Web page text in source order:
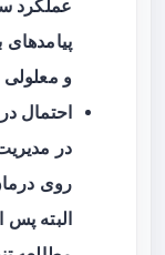
عملکرد
پیامدهای
و
احتمال
روی
البته پس